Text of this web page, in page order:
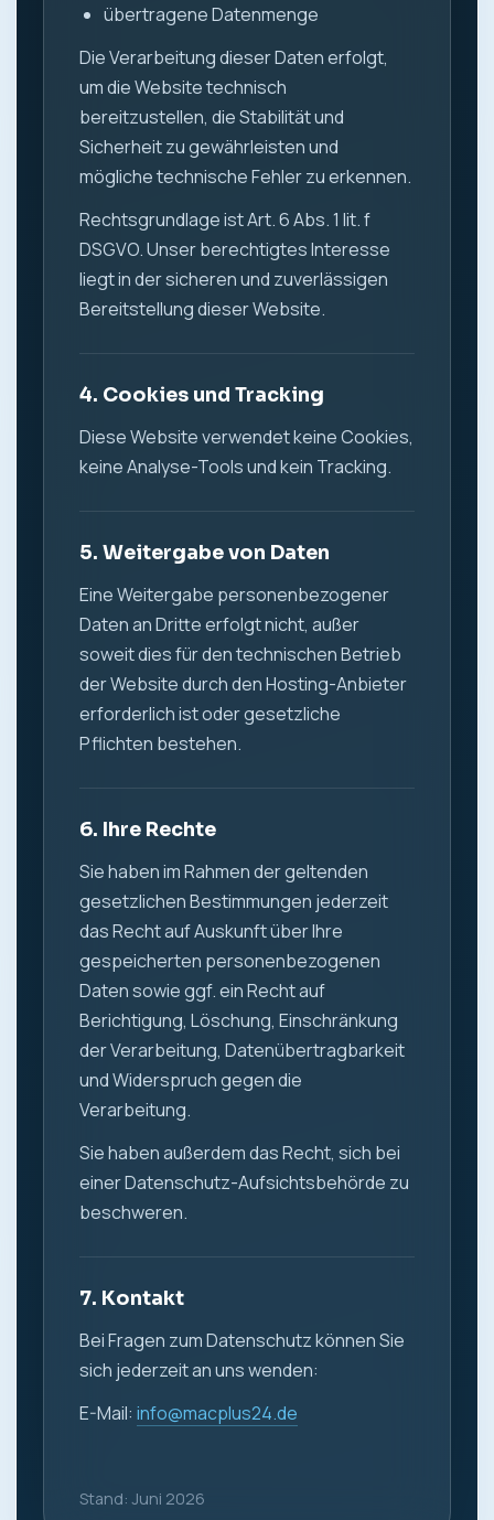
übertragene Datenmenge
Die Verarbeitung dieser Daten erfolgt,
um die Website technisch
bereitzustellen, die Stabilität und
Sicherheit zu gewährleisten und
mögliche technische Fehler zu erkennen.
Rechtsgrundlage ist Art. 6 Abs. 1 lit. f
DSGVO. Unser berechtigtes Interesse
liegt in der sicheren und zuverlässigen
Bereitstellung dieser Website.
4. Cookies und Tracking
Diese Website verwendet keine Cookies,
keine Analyse-Tools und kein Tracking.
5. Weitergabe von Daten
Eine Weitergabe personenbezogener
Daten an Dritte erfolgt nicht, außer
soweit dies für den technischen Betrieb
der Website durch den Hosting-Anbieter
erforderlich ist oder gesetzliche
Pflichten bestehen.
6. Ihre Rechte
Sie haben im Rahmen der geltenden
gesetzlichen Bestimmungen jederzeit
das Recht auf Auskunft über Ihre
gespeicherten personenbezogenen
Daten sowie ggf. ein Recht auf
Berichtigung, Löschung, Einschränkung
der Verarbeitung, Datenübertragbarkeit
und Widerspruch gegen die
Verarbeitung.
Sie haben außerdem das Recht, sich bei
einer Datenschutz-Aufsichtsbehörde zu
beschweren.
7. Kontakt
Bei Fragen zum Datenschutz können Sie
sich jederzeit an uns wenden:
E-Mail: info@macplus24.de
Stand: Juni 2026